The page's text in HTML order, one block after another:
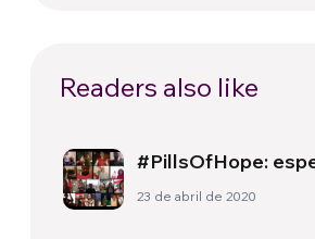
Readers also like
#PillsOfHope:
23 de abril de 2020